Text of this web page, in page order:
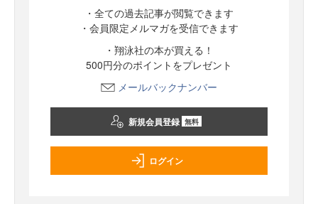
・全ての過去記事が閲覧できます
・会員限定メルマガを受信できます
・翔泳社の本が買える！
500円分のポイントをプレゼント
メールバックナンバー
新規会員登録 無料
ログイン